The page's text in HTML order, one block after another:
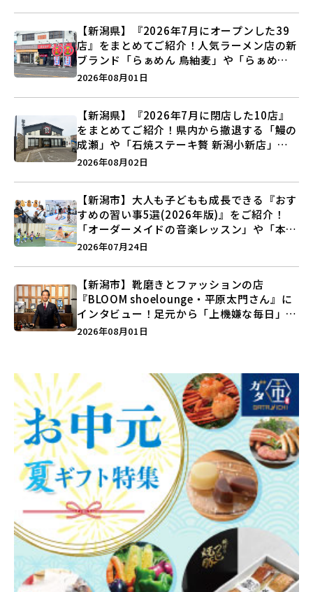
【新潟県】『2026年7月にオープンした39
店』をまとめてご紹介！人気ラーメン店の新
ブランド「らぁめん 鳥紬麦」や「らぁめん
しょうがの空」など盛りだくさん♪
2026年08月01日
【新潟県】『2026年7月に閉店した10店』
をまとめてご紹介！県内から撤退する「鰻の
成瀬」や「石焼ステーキ贅 新潟小新店」が
営業に幕…。
2026年08月02日
【新潟市】大人も子どもも成長できる『おす
すめの習い事5選(2026年版)』をご紹介！
「オーダーメイドの音楽レッスン」や「本格
キックボクシング」で新しい自分を見つけよ
2026年07月24日
【新潟市】靴磨きとファッションの店
『BLOOM shoelounge・平原太門さん』に
インタビュー！足元から「上機嫌な毎日」を
つくる装いの提案とは？
2026年08月01日